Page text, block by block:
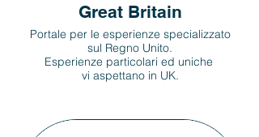
Great Britain
Portale per le esperienze specializzato
sul Regno Unito.
Esperienze particolari ed uniche
vi aspettano in UK.